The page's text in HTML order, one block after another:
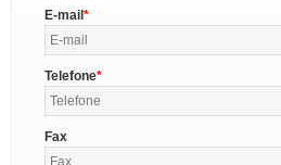
E-mail
Telefone
Fax